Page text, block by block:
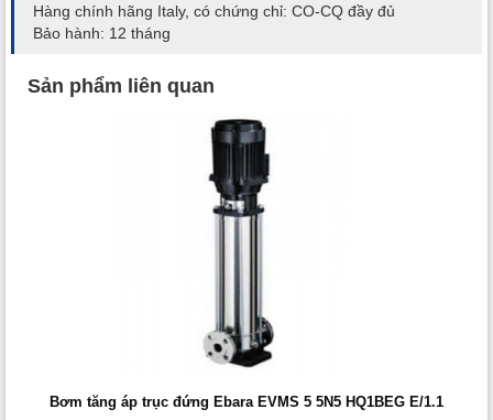
Hàng chính hãng Italy, có chứng chỉ: CO-CQ đầy đủ
Bảo hành: 12 tháng
Sản phẩm liên quan
Bơm tăng áp trục đứng Ebara EVMS 5 5N5 HQ1BEG E/1.1